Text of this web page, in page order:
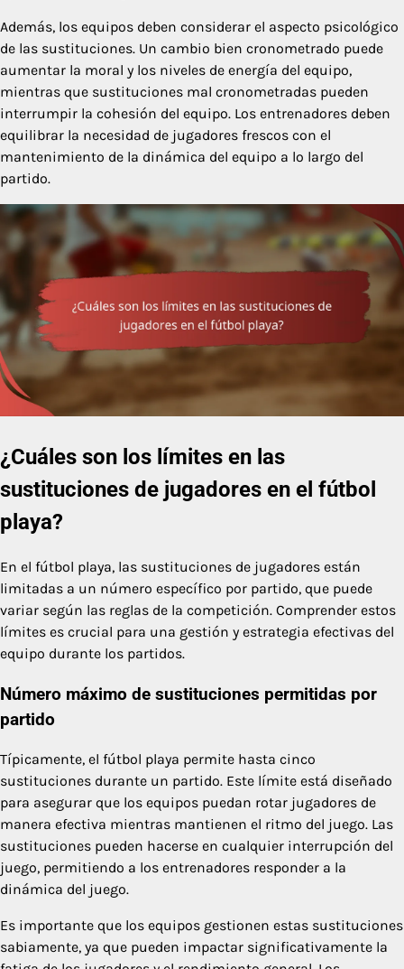
Además, los equipos deben considerar el aspecto psicológico
de las sustituciones. Un cambio bien cronometrado puede
aumentar la moral y los niveles de energía del equipo,
mientras que sustituciones mal cronometradas pueden
interrumpir la cohesión del equipo. Los entrenadores deben
equilibrar la necesidad de jugadores frescos con el
mantenimiento de la dinámica del equipo a lo largo del
partido.
¿Cuáles son los límites en las
sustituciones de jugadores en el fútbol
playa?
En el fútbol playa, las sustituciones de jugadores están
limitadas a un número específico por partido, que puede
variar según las reglas de la competición. Comprender estos
límites es crucial para una gestión y estrategia efectivas del
equipo durante los partidos.
Número máximo de sustituciones permitidas por
partido
Típicamente, el fútbol playa permite hasta cinco
sustituciones durante un partido. Este límite está diseñado
para asegurar que los equipos puedan rotar jugadores de
manera efectiva mientras mantienen el ritmo del juego. Las
sustituciones pueden hacerse en cualquier interrupción del
juego, permitiendo a los entrenadores responder a la
dinámica del juego.
Es importante que los equipos gestionen estas sustituciones
sabiamente, ya que pueden impactar significativamente la